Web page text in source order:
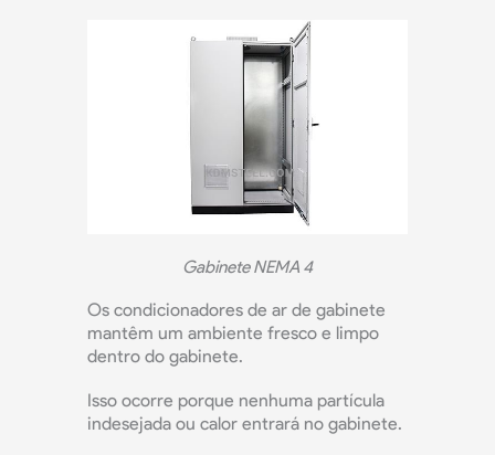
Gabinete NEMA 4
Os condicionadores de ar de gabinete
mantêm um ambiente fresco e limpo
dentro do gabinete.
Isso ocorre porque nenhuma partícula
indesejada ou calor entrará no gabinete.